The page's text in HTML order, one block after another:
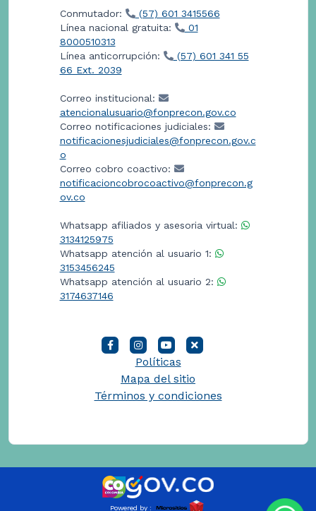
Conmutador:
(57) 601 3415566
Línea nacional gratuita:
01
8000510313
Línea anticorrupción:
(57) 601 341 55
66 Ext. 2039
Correo institucional:
atencionalusuario@fonprecon.gov.co
Correo notificaciones judiciales:
notificacionesjudiciales@fonprecon.gov.c
o
Correo cobro coactivo:
notificacioncobrocoactivo@fonprecon.g
ov.co
Whatsapp afiliados y asesoria virtual:
3134125975
Whatsapp atención al usuario 1:
3153456245
Whatsapp atención al usuario 2:
3174637146
Políticas
Mapa del sitio
Términos y condiciones
Powered by :